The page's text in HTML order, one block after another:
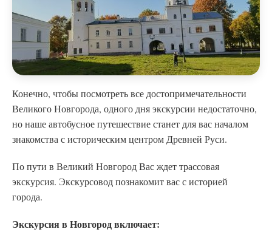
Конечно, чтобы посмотреть все достопримечательности
Великого Новгорода, одного дня экскурсии недостаточно,
но наше автобусное путешествие станет для вас началом
знакомства с историческим центром Древней Руси.
По пути в Великий Новгород Вас ждет трассовая
экскурсия. Экскурсовод познакомит вас с историей
города.
Экскурсия в Новгород включает: